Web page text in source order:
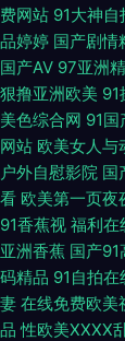
自拍刺激对白
洲第一社区视频
人久久国产五月
狠日搂搂色色日
线 人人草人妻
导航 91精选视
费网站 91大神自
品婷婷 国产剧情
国产AV 97亚洲
狠撸亚洲欧美 91
美色综合网 91国
网站 欧美女人与
户外自慰影院 国
看 欧美第一页夜
91香蕉视 福利在
亚洲香蕉 国产91
码精品 91自拍在
妻 在线免费欧美
品 性欧美ⅩⅩⅩⅩ